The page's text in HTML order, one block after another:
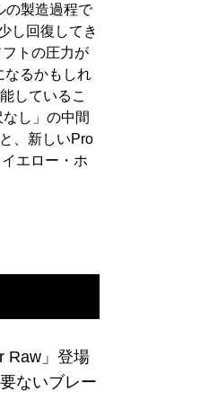
の製造過程で
し回復してき
トの圧力が
なるかもしれ
しているこ
し」の中間
、新しいPro
エロー・ホ
Raw」登場
ないブレー